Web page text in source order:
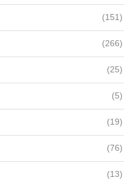
(151)
(266)
(25)
(5)
(19)
(76)
(13)